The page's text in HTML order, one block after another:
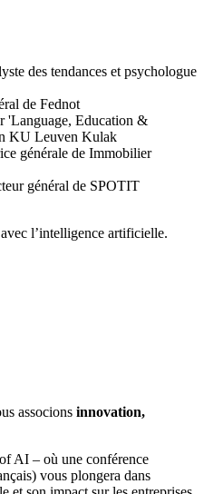
des tendances et psychologue
de Fednot
'Language, Education &
KU Leuven Kulak
générale de Immobilier
général de SPOTIT
l’intelligence artificielle.
associons innovation,
AI – où une conférence
vous plongera dans